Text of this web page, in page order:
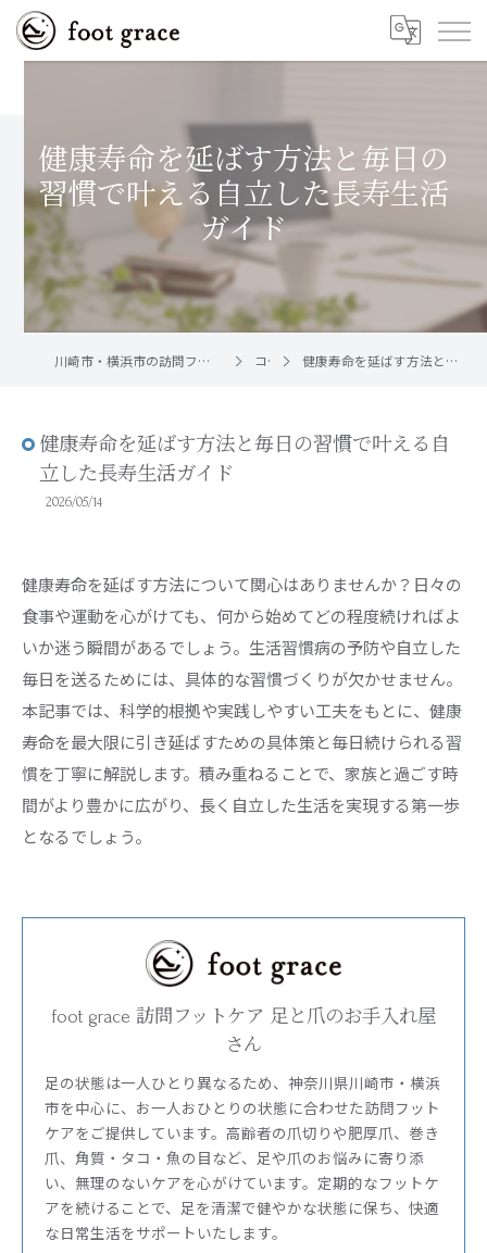
健康寿命を延ばす方法と毎日の
習慣で叶える自立した長寿生活
ガイド
川崎市・横浜市の訪問フットケア｜足と爪のお手入れ屋さん foot grace コラム 健康寿命を延ばす方法と毎日の習慣で叶える自立した長寿生活ガイド
健康寿命を延ばす方法と毎日の習慣で叶える自
立した長寿生活ガイド
2026/05/14
健康寿命を延ばす方法について関心はありませんか？日々の
食事や運動を心がけても、何から始めてどの程度続ければよ
いか迷う瞬間があるでしょう。生活習慣病の予防や自立した
毎日を送るためには、具体的な習慣づくりが欠かせません。
本記事では、科学的根拠や実践しやすい工夫をもとに、健康
寿命を最大限に引き延ばすための具体策と毎日続けられる習
慣を丁寧に解説します。積み重ねることで、家族と過ごす時
間がより豊かに広がり、長く自立した生活を実現する第一歩
となるでしょう。
foot grace 訪問フットケア 足と爪のお手入れ屋
さん
足の状態は一人ひとり異なるため、神奈川県川崎市・横浜
市を中心に、お一人おひとりの状態に合わせた訪問フット
ケアをご提供しています。高齢者の爪切りや肥厚爪、巻き
爪、角質・タコ・魚の目など、足や爪のお悩みに寄り添
い、無理のないケアを心がけています。定期的なフットケ
アを続けることで、足を清潔で健やかな状態に保ち、快適
な日常生活をサポートいたします。